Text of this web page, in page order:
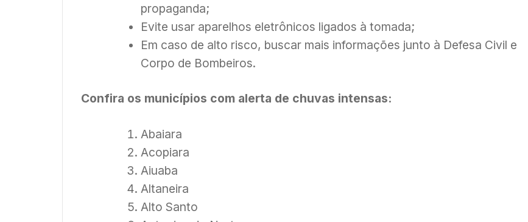
propaganda;
Evite usar aparelhos eletrônicos ligados à tomada;
Em caso de alto risco, buscar mais informações junto à Defesa Civil e
Corpo de Bombeiros.
Confira os municípios com alerta de chuvas intensas:
Abaiara
Acopiara
Aiuaba
Altaneira
Alto Santo